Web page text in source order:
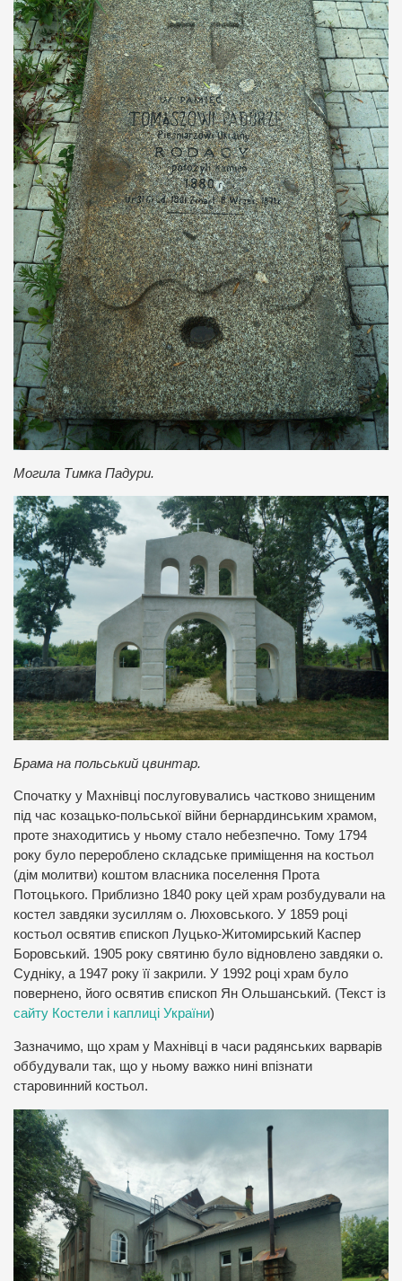
Могила Тимка Падури.
Брама на польський цвинтар.
Спочатку у Махнівці послуговувались частково знищеним
під час козацько-польської війни бернардинським храмом,
проте знаходитись у ньому стало небезпечно. Тому 1794
року було перероблено складське приміщення на костьол
(дім молитви) коштом власника поселення Прота
Потоцького. Приблизно 1840 року цей храм розбудували на
костел завдяки зусиллям о. Люховського. У 1859 році
костьол освятив єпископ Луцько-Житомирський Каспер
Боровський. 1905 року святиню було відновлено завдяки о.
Судніку, а 1947 року її закрили. У 1992 році храм було
повернено, його освятив єпископ Ян Ольшанський. (Текст із
сайту Костели і каплиці України)
Зазначимо, що храм у Махнівці в часи радянських варварів
оббудували так, що у ньому важко нині впізнати
старовинний костьол.